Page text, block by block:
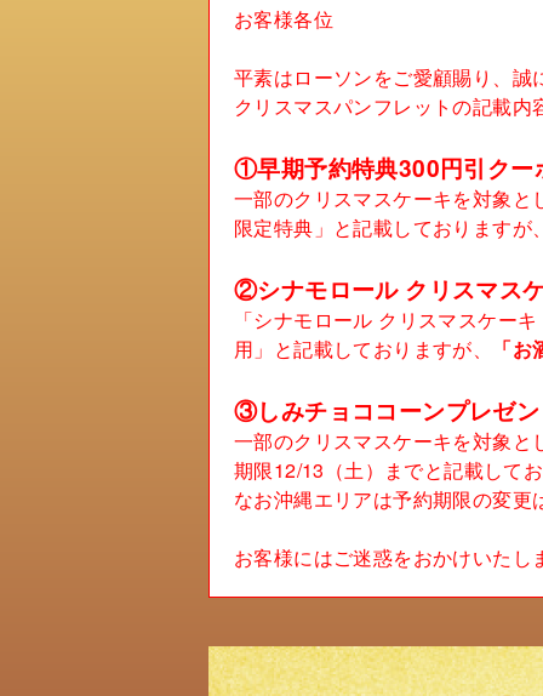
お客様各位
平素はローソンをご愛顧賜り、誠
クリスマスパンフレットの記載
①早期予約特典300円引クー
一部のクリスマスケーキを対象
限定特典」と記載しておりますが
②シナモロール クリスマス
「シナモロール クリスマスケー
用」と記載しておりますが、
「
③しみチョココーンプレゼ
一部のクリスマスケーキを対象
期限12/13（土）までと記載して
なお沖縄エリアは予約期限の変更
お客様にはご迷惑をおかけいた